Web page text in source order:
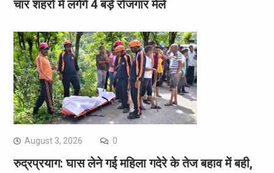
चार शहरों में लगेंगे 4 बड़े रोजगार मेले
August 3, 2026 0
रुद्रप्रयाग: घास लेने गई महिला गदेरे के तेज बहाव में बही,